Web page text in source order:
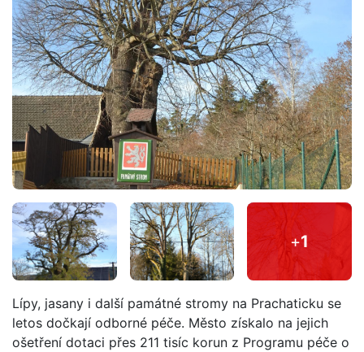
+1
Lípy, jasany i další památné stromy na Prachaticku se
letos dočkají odborné péče. Město získalo na jejich
ošetření dotaci přes 211 tisíc korun z Programu péče o